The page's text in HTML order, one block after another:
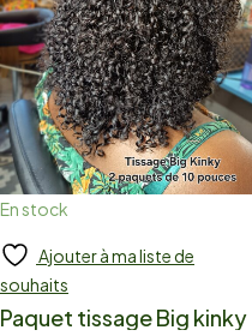
En stock
Add to cart
Ajouter à ma liste de
souhaits
Paquet tissage Big kinky